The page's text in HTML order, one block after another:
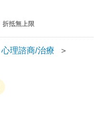
折抵無上限
心理諮商/治療
＞